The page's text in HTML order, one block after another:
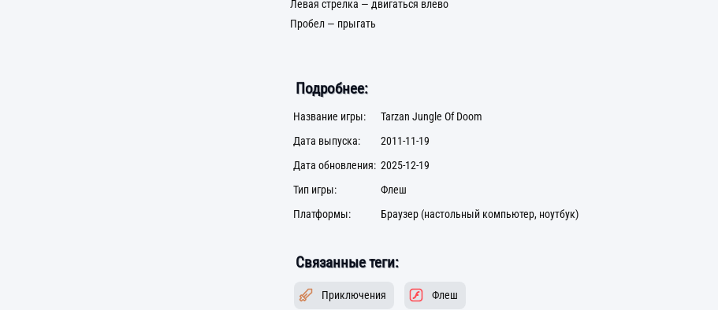
Левая стрелка — двигаться влево
Пробел — прыгать
Подробнее:
Название игры:
Tarzan Jungle Of Doom
Дата выпуска:
2011-11-19
Дата обновления: 2025-12-19
Тип игры:
Флеш
Платформы:
Браузер (настольный компьютер, ноутбук)
Связанные теги:
Приключения Флеш